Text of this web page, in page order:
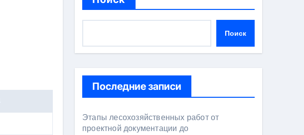
Поиск
Последние записи
Этапы лесохозяйственных работ от
проектной документации до